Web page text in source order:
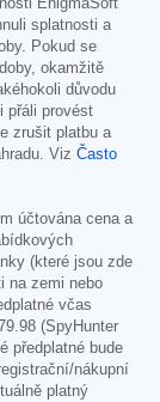
EnigmaSoft
splatnosti a
Pokud se
okamžitě
důvodu
přáli provést
zrušit platbu a
Viz Často
účtována cena a
(které jsou zde
na zemi nebo
včas
(SpyHunter
předplatné bude
nákupní
platný